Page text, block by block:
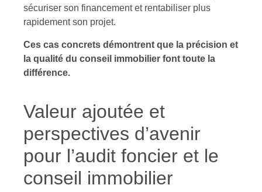
sécuriser son financement et rentabiliser plus
rapidement son projet.
Ces cas concrets démontrent que la précision et
la qualité du conseil immobilier font toute la
différence.
Valeur ajoutée et
perspectives d’avenir
pour l’audit foncier et le
conseil immobilier